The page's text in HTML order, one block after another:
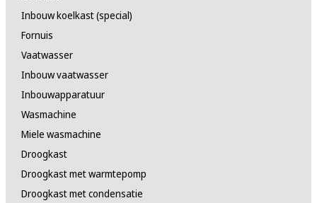
Inbouw koelkast (special)
Fornuis
Vaatwasser
Inbouw vaatwasser
Inbouwapparatuur
Wasmachine
Miele wasmachine
Droogkast
Droogkast met warmtepomp
Droogkast met condensatie